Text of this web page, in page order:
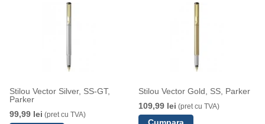
Stilou Vector Silver, SS-GT,
Parker
99,99 lei (pret cu TVA)
Stilou Vector Gold, SS, Parker
109,99 lei (pret cu TVA)